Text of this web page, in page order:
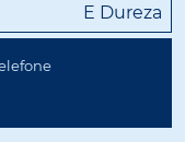
E Dureza